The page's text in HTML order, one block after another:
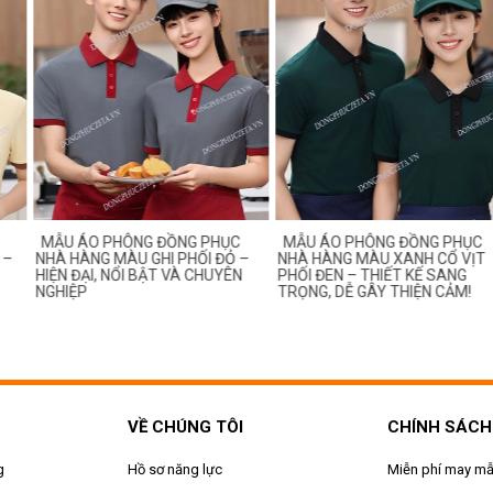
ĐỒNG PHỤC
MÀU GHI PHỐI ĐỎ –
BẬT VÀ CHUYÊN
MẪU ÁO PHÔNG ĐỒNG PHỤC
NHÀ HÀNG MÀU XANH CỔ VỊT
PHỐI ĐEN – THIẾT KẾ SANG
TRỌNG, DỄ GÂY THIỆN CẢM!
MẪU ÁO
NHÀ
THANH
NHÂN
VỀ CHÚNG TÔI
Hồ sơ năng lực
CHÍNH SÁCH
Miễn phí may